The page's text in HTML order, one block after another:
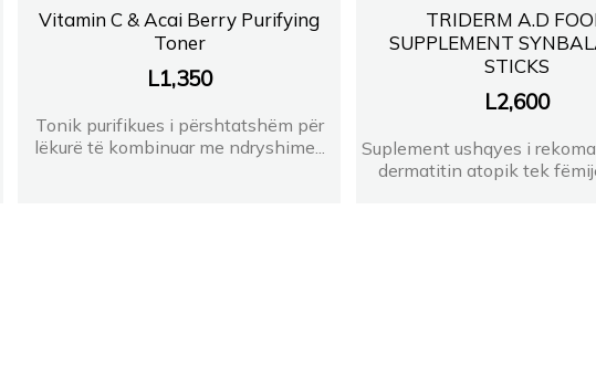
Vitamin C & Acai Berry Purifying
Toner
L1,350
Tonik purifikues i përshtatshëm për
lëkurë të kombinuar me ndryshime...
TRIDERM A.D
SUPPLEMENT
STICKS
L2,600
Suplement ushqyes i
dermatitin atopik tek